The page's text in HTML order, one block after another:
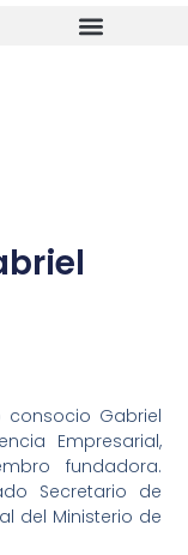
Gabriel
Empresarial,
fundadora.
Secretario de
del Ministerio de